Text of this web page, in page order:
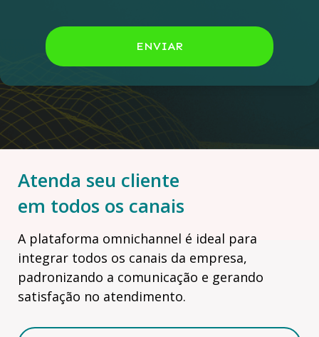
ENVIAR
Atenda seu cliente
em todos os canais
A plataforma omnichannel é ideal para
integrar todos os canais da empresa,
padronizando a comunicação e gerando
satisfação no atendimento.